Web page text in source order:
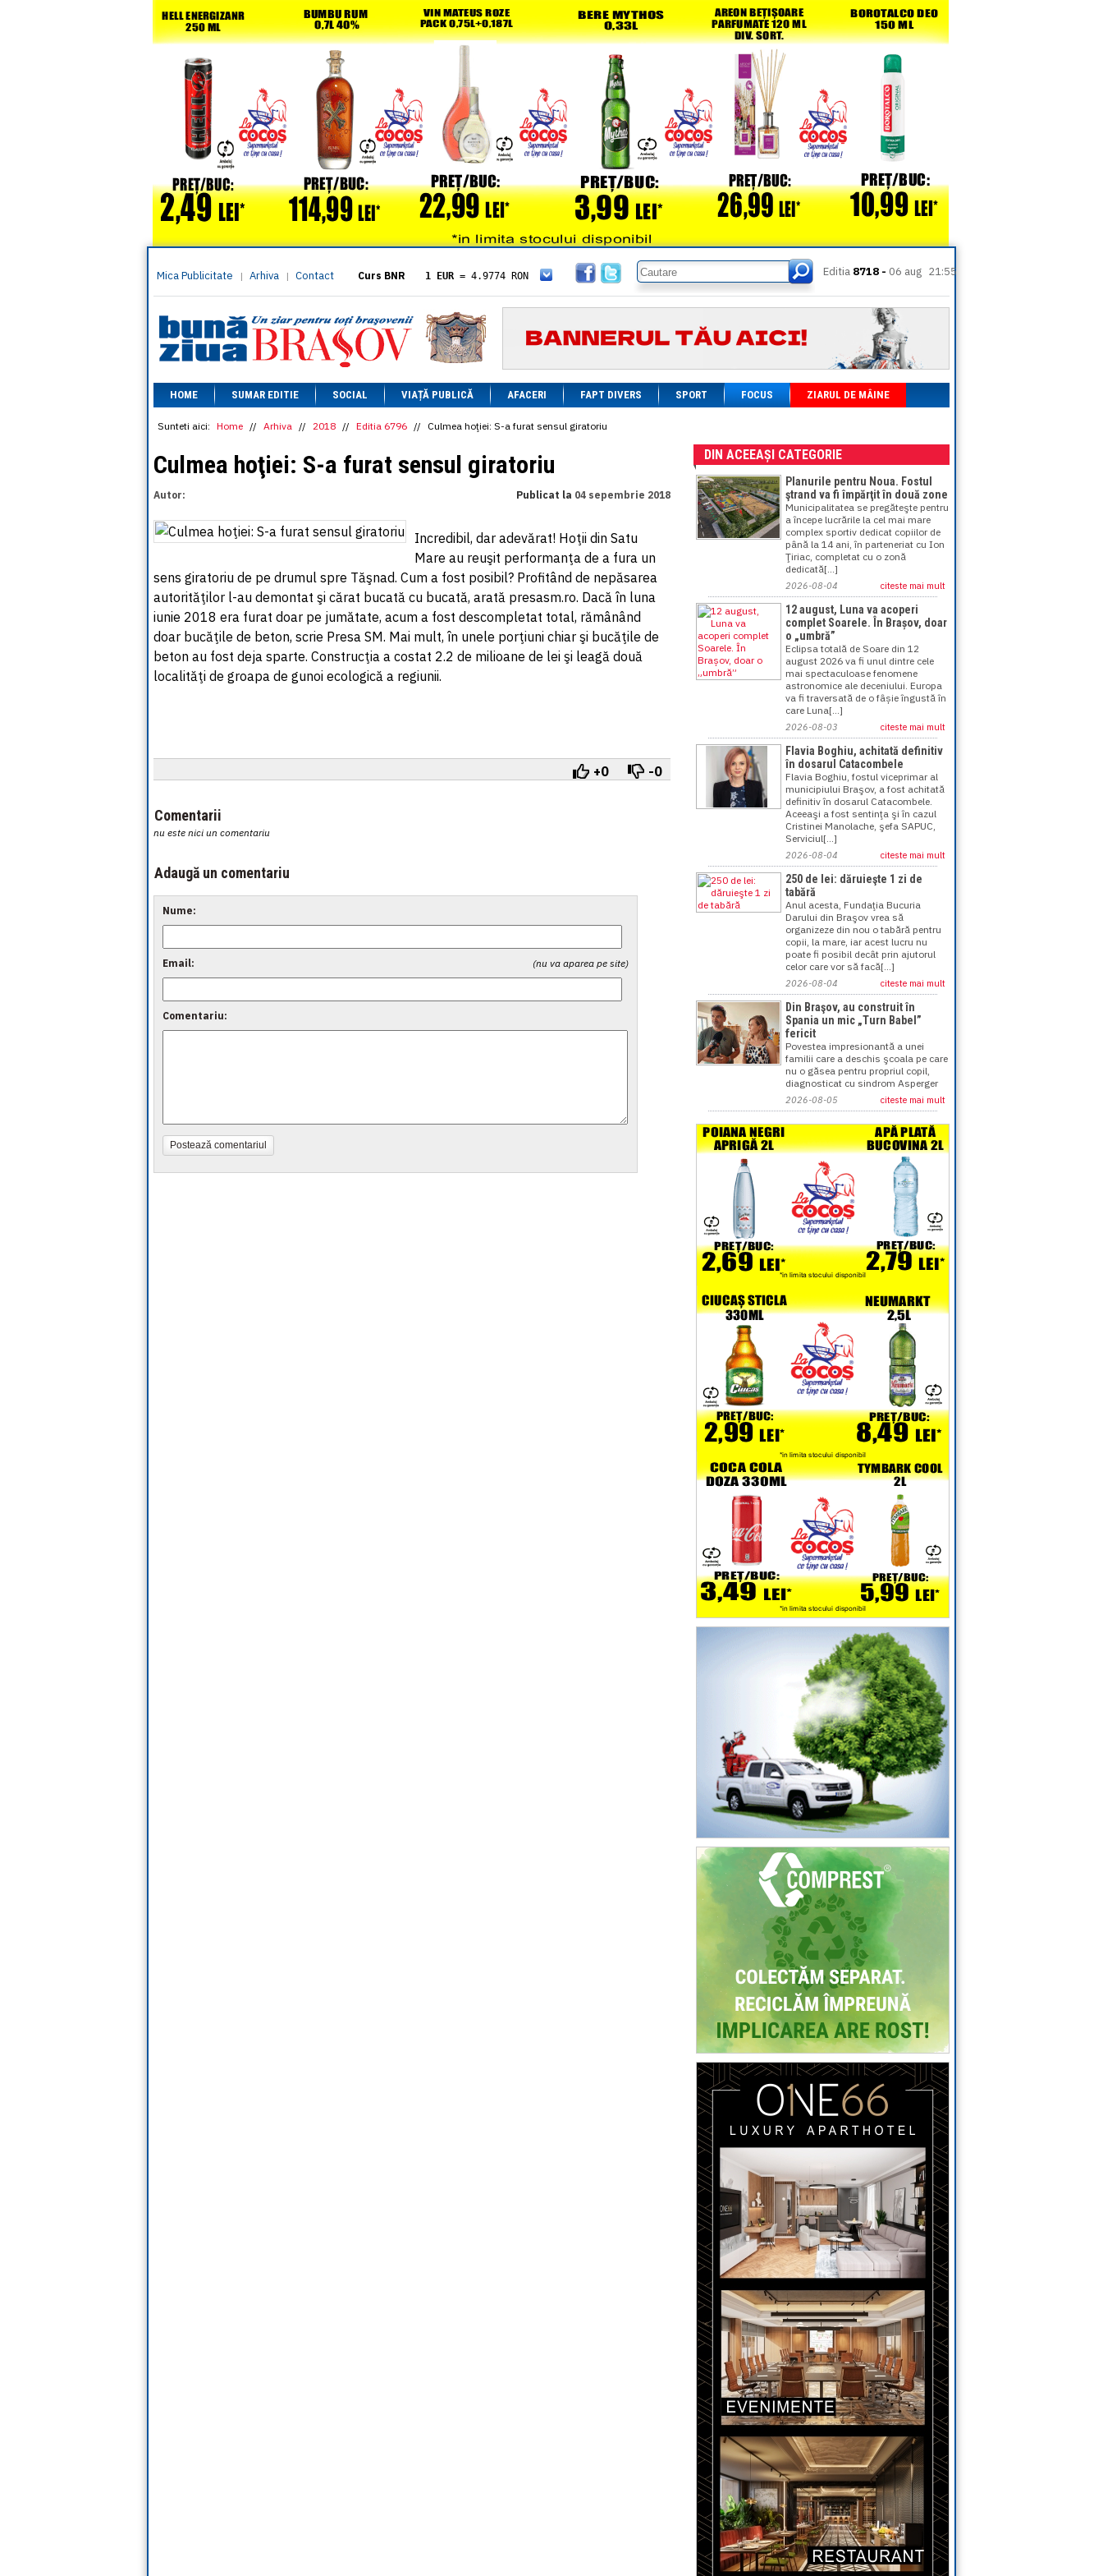
Mica Publicitate | Arhiva | Contact Curs BNR 1 EUR = 4.9774 RON
= 5.8304 RON
1 XAU= 464.4611 RON
1 AED= 1.1933 RON
1 AUD= 2.7957 RON
1 BGN= 2.5449 RON
1 CAD= 3.1559 RON
1 CHF= 5.2813 RON
1 CNY= 0.6015 RON
= 0.6668 RON
1 EGP
= 0.0860 RON
= 0.0513 RON
1 MDL= 0.2538 RON
1 MXN= 0.2227 RON
1 NOK
= 0.4191 RON
= 2.6097 RON
1 PLN= 1.1646 RON
1 RSD= 0.0425 RON
1 RUB
= 0.0530 RON
1 SEK
= 0.4526 RON
1 TRY = 0.1141 RON
1 UAH
Editia 8718 - 06 aug 21:55
HOME SUMAR EDITIE SOCIAL VIAȚĂ PUBLICĂ AFACERI FAPT DIVERS SPORT FOCUS ZIARUL DE MÂINE
Sunteti aici: Home // Arhiva // 2018 // Editia 6796 // Culmea hoţiei: S-a furat sensul giratoriu
Culmea hoţiei: S-a furat sensul giratoriu
Autor: Publicat la 04 sepembrie 2018
Incredibil, dar adevărat! Hoţii din Satu
Mare au reuşit performanţa de a fura un
sens giratoriu de pe drumul spre Tăşnad. Cum a fost posibil? Profitând de nepăsarea
autorităţilor l-au demontat şi cărat bucată cu bucată, arată presasm.ro. Dacă în luna
iunie 2018 era furat doar pe jumătate, acum a fost descompletat total, rămânând
doar bucăţile de beton, scrie Presa SM. Mai mult, în unele porţiuni chiar şi bucăţile de
beton au fost deja sparte. Construcţia a costat 2.2 de milioane de lei şi leagă două
localităţi de groapa de gunoi ecologică a regiunii.
+0 -0
Comentarii
nu este nici un comentariu
Adaugă un comentariu
Nume:
(nu va aparea pe site)
Email:
Comentariu:
Postează comentariul
DIN ACEEAȘI CATEGORIE
Planurile pentru Noua. Fostul
ştrand va fi împărţit în două zone
Municipalitatea se pregăteşte pentru
a începe lucrările la cel mai mare
complex sportiv dedicat copiilor de
până la 14 ani, în parteneriat cu Ion
Ţiriac, completat cu o zonă
dedicată[...]
2026-08-04 citeste mai mult
12 august, Luna va acoperi
complet Soarele. În Brașov, doar
o „umbră”
Eclipsa totală de Soare din 12
august 2026 va fi unul dintre cele
mai spectaculoase fenomene
astronomice ale deceniului. Europa
va fi traversată de o fâșie îngustă în
care Luna[...]
2026-08-03 citeste mai mult
Flavia Boghiu, achitată definitiv
în dosarul Catacombele
Flavia Boghiu, fostul viceprimar al
municipiului Braşov, a fost achitată
definitiv în dosarul Catacombele.
Aceeaşi a fost sentinţa şi în cazul
Cristinei Manolache, şefa SAPUC,
Serviciul[...]
2026-08-04 citeste mai mult
250 de lei: dăruieşte 1 zi de
tabără
Anul acesta, Fundaţia Bucuria
Darului din Braşov vrea să
organizeze din nou o tabără pentru
copii, la mare, iar acest lucru nu
poate fi posibil decât prin ajutorul
celor care vor să facă[...]
2026-08-04 citeste mai mult
Din Braşov, au construit în
Spania un mic „Turn Babel”
fericit
Povestea impresionantă a unei
familii care a deschis şcoala pe care
nu o găsea pentru propriul copil,
diagnosticat cu sindrom Asperger
2026-08-05 citeste mai mult